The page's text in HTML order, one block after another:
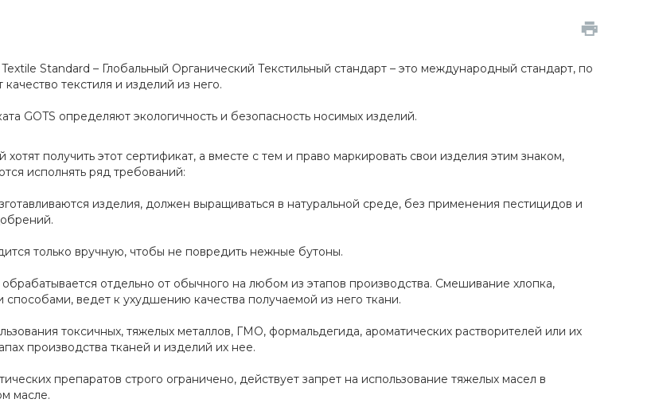
Textile Standard – Глобальный Органический Текстильный стандарт – это международный стандарт, по
текстиля и изделий из него.
GOTS определяют экологичность и безопасность носимых изделий.
получить этот сертификат, а вместе с тем и право маркировать свои изделия этим знаком,
исполнять ряд требований:
изделия, должен выращиваться в натуральной среде, без применения пестицидов и
только вручную, чтобы не повредить нежные бутоны.
отдельно от обычного на любом из этапов производства. Смешивание хлопка,
ведет к ухудшению качества получаемой из него ткани.
токсичных, тяжелых металлов, ГМО, формальдегида, ароматических растворителей или их
производства тканей и изделий их нее.
препаратов строго ограничено, действует запрет на использование тяжелых масел в
масле.